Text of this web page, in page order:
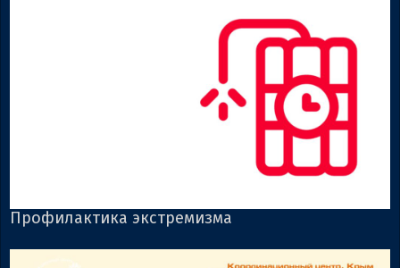
Профилактика экстремизма